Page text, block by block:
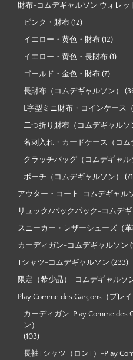
財布-コムデギャルソン ウォレッ
ピンク・財布 (12)
イエロー・黄色・財布 (12)
イエロー・黄色・長財布 (1)
ゴールド・金色・財布 (7)
長財布（コムデギャルソン）
L字型ミニ財布・コインケース
二つ折り財布（コムデギャルソ
名刺入れ・カードケース（コム
クラッチバッグ（コムデギャル
ポーチ（コムデギャルソン）
アウター・コート-コムデギャル
リュック/バックパック-コムデ
スニーカー・レザーシューズ（
カーディガン-コムデギャルソン
Tシャツ-コムデギャルソン (233)
限定（希少品）-コムデギャルソ
Play Comme des Garçons（プレ
カーディガン-Play Comme des
ン）
(103)
長袖Tシャツ（ロンT）-Play